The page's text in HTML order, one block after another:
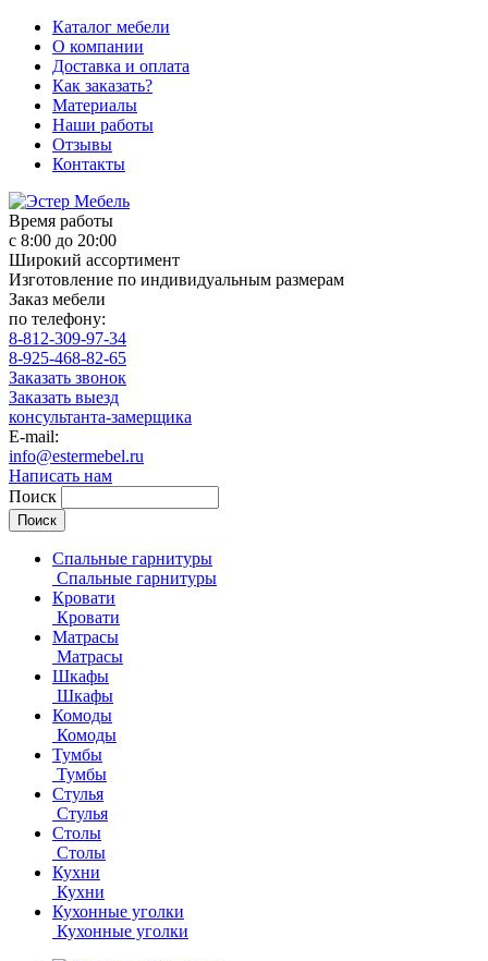
Каталог мебели
О компании
Доставка и оплата
Как заказать?
Материалы
Наши работы
Отзывы
Контакты
Время работы
с 8:00 до 20:00
Широкий ассортимент
Изготовление по индивидуальным размерам
Заказ мебели
по телефону:
8-812-309-97-34
8-925-468-82-65
Заказать звонок
Заказать выезд
консультанта-замерщика
E-mail:
info@estermebel.ru
Написать нам
Поиск
Спальные гарнитуры
Спальные гарнитуры
Кровати
Кровати
Матрасы
Матрасы
Шкафы
Шкафы
Комоды
Комоды
Тумбы
Тумбы
Стулья
Стулья
Столы
Столы
Кухни
Кухни
Кухонные уголки
Кухонные уголки